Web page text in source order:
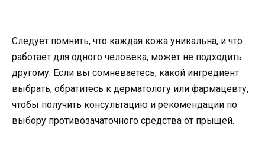
Следует помнить, что каждая кожа уникальна, и что
работает для одного человека, может не подходить
другому. Если вы сомневаетесь, какой ингредиент
выбрать, обратитесь к дерматологу или фармацевту,
чтобы получить консультацию и рекомендации по
выбору противозачаточного средства от прыщей.